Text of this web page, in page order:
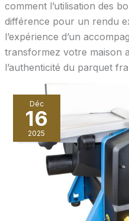
comment l’utilisation des
différence pour un rendu
l’expérience d’un
transformez votre maison
l’authenticité du parquet
Déc
16
2025